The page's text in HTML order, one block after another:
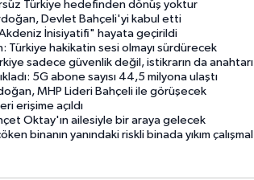
Türkiye hedefinden dönüş yoktur
Devlet Bahçeli'yi kabul etti
İnisiyatifi" hayata geçirildi
Türkiye hakikatin sesi olmayı sürdürecek
sadece güvenlik değil, istikrarın da anahtarı
5G abone sayısı 44,5 milyona ulaştı
MHP Lideri Bahçeli ile görüşecek
erişime açıldı
Oktay'ın ailesiyle bir araya gelecek
yanındaki riskli binada yıkım çalışmaları başladı